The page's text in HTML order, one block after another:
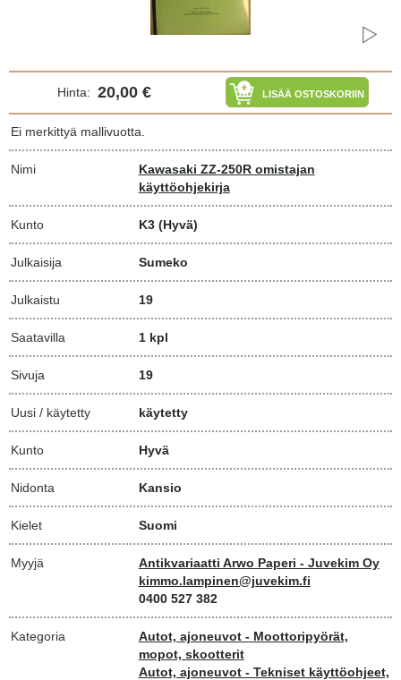
Hinta: 20,00 € LISÄÄ OSTOSKORIIN
Ei merkittyä mallivuotta.
Nimi
Kawasaki ZZ-250R omistajan
käyttöohjekirja
Kunto K3 (Hyvä)
Julkaisija Sumeko
Julkaistu 19
Saatavilla 1 kpl
Sivuja 19
Uusi / käytetty käytetty
Kunto Hyvä
Nidonta Kansio
Kielet Suomi
Myyjä
Antikvariaatti Arwo Paperi - Juvekim Oy
kimmo.lampinen@juvekim.fi
0400 527 382
Kategoria
Autot, ajoneuvot - Moottoripyörät,
mopot, skootterit
Autot, ajoneuvot - Tekniset käyttöohjeet,